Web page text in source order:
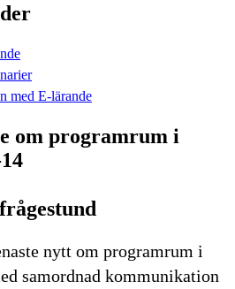
med E-lärande
om programrum i
nytt om programrum i
samordnad kommunikation